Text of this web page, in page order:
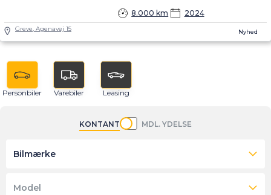
Nyhed
8.000 km 2024
Greve, Agenavej 15
Personbiler Varebiler Leasing
KONTANT MDL. YDELSE
Bilmærke
Model